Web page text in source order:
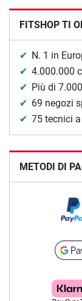
FITSHOP TI
N. 1 in
4.000.000
Più di
69 negozi
75 tecnici
METODI DI